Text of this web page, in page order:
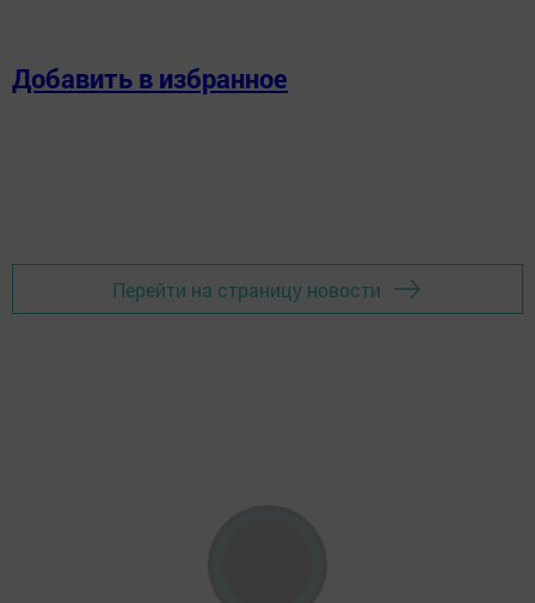
Добавить в избранное
Перейти на страницу новости